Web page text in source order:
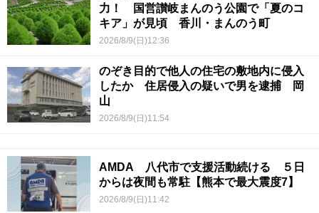
力！ 国営讃岐まんのう公園で「夏のコ
キア」が見頃 香川・まんのう町
2026/8/9(日)12:36
のぞき目的で他人の住宅の敷地内に侵入
したか 住居侵入の疑いで男を逮捕 岡
山
2026/8/9(日)11:54
AMDA 八代市で支援活動続ける ５日
からは夜間も常駐【熊本で最大震度7】
2026/8/9(日)11:42